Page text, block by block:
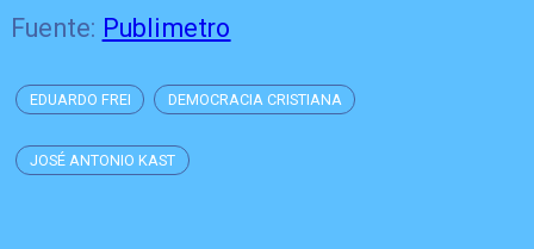
Fuente: Publimetro
EDUARDO FREI DEMOCRACIA CRISTIANA
JOSÉ ANTONIO KAST